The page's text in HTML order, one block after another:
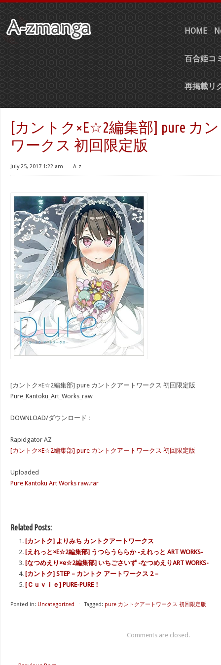
HOME
百合姫コ
再掲載リ
[カントク×E☆2編集部] pure カ
ワークス 初回限定版
July 25, 2017 1:22 am ⋅ A-z
[カントク×E☆2編集部] pure カントクアートワークス 初回限定版
Pure_Kantoku_Art_Works_raw
DOWNLOAD/ダウンロード :
Rapidgator AZ
[カントク×E☆2編集部] pure カントクアートワークス 初回限定版
Uploaded
Pure Kantoku Art Works raw.rar
Related Posts:
[カントク] よりみち カントクアートワークス
[えれっと×E☆2編集部] うつらうららか -えれっと ART WORKS-
[なつめえり×e☆2編集部] いちごさいず -なつめえりART WORKS-
[カントク] STEP – カントク アートワークス 2 –
[Ｃｕｖｉｅ] PURE-PURE！
Posted in: Uncategorized ⋅ Tagged: pure カントクアートワークス 初回限定版
Comments are closed.